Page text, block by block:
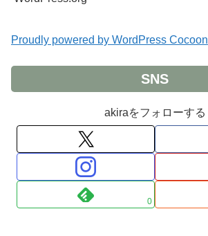
Proudly powered by WordPress Cocoon
SNS
akiraをフォローする
0